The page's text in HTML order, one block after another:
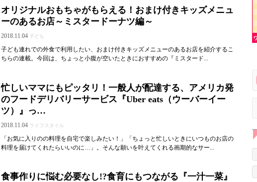
オリジナルおもちゃがもらえる！おまけ付きキッズメニュ
ーのあるお店～ミスタードーナツ編～
2018.11.04 子ども
子ども連れでの外食で利用したい、おまけ付きキッズメニューのあるお店を紹介するこ
ちらの連載。今回は、ちょっと小腹が空いたときにおすすめの『ミスタード...
忙しいママにもピッタリ！一般人が配達する、アメリカ発
のフードデリバリーサービス『Uber eats（ウーバーイー
ツ）』っ…
2018.11.04 ライフスタイル
「お気に入りのの料理を自宅で楽しみたい！」「ちょっと忙しいときにいつものお店の
料理を届けてくれたらいいのに…」。そんな願いを叶えてくれる画期的なサー...
食事作りに悩む必要なし!?食育にもつながる『一汁一菜』